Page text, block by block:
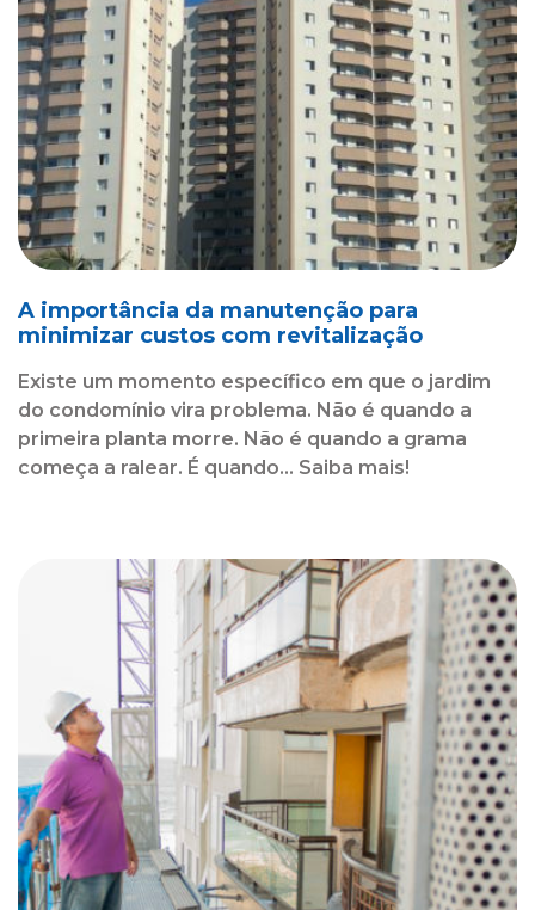
A importância da manutenção para
minimizar custos com revitalização
Existe um momento específico em que o jardim
do condomínio vira problema. Não é quando a
primeira planta morre. Não é quando a grama
começa a ralear. É quando... Saiba mais!